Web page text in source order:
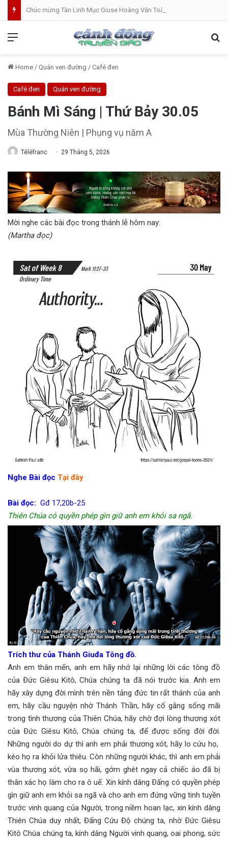
Home / Quán ven đường / Café đen
Café đen Quán ven đường
Bánh Mì Sáng | Thứ Bảy 30.05
Mùa Thường Niên | Phụng vụ năm A
Téléfranc 29 Tháng 5, 2026
Mời nghe các bài đọc trong thánh lễ hôm nay:
(Martha đọc)
Nghe Bài đọc Tại đây
Bài đọc: Gđ 17,20b-25
Thiên Chúa có quyền phép gìn giữ anh em khỏi sa ngã.
Trích thư của Thánh Giuđa Tông đồ.
Anh em thân mến, anh em hãy nhớ lại những lời các tông đồ
của Ðức Giêsu Kitô, Chúa chúng ta đã nói trước kia. Anh em
hãy xây dựng đời mình trên nền tảng đức tin rất thánh của anh
em, hãy cầu nguyện nhờ Thánh Thần, hãy cố gắng sống mãi
trong tình thương của Thiên Chúa, hãy chờ đợi lòng thương xót
của Ðức Giêsu Kitô, Chúa chúng ta, để được sống đời đời.
Những người do dự thì anh em phải thương xót, hãy lo cứu họ,
kéo họ ra khỏi lửa thiêu. Còn những người khác, thì anh em phải
vùa thương xót, vừa sọ hãi, gớm ghét ngay cả chiếc áo đã bị
thân xác họ làm cho ra ô uế. Xin kính dâng Ðấng có quyền phép
gìn giữ anh em khỏi sa ngã và cho anh em đứng vững tinh tuyền
trước vinh quang của Người, trong niềm hoan lạc, xin kính dâng
Thiên Chúa duy nhất, Đấng Cứu Độ chúng ta, nhờ Ðức Giêsu
Kitô Chúa chúng ta, kính dâng Người vinh quang, oai phong, sức